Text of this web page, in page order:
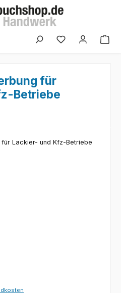
für
Betriebe